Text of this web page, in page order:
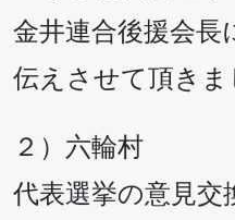
金井連合後援会長
伝えさせて頂きま
２）六輪村
代表選挙の意見交